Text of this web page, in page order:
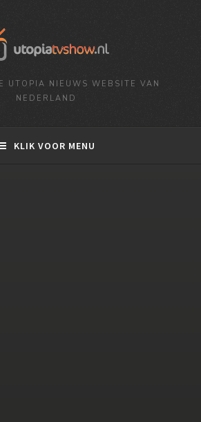
UTOPIA NIEUWS WEBSITE VAN
NEDERLAND
KLIK VOOR MENU